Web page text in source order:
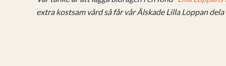
extra kostsam vård så får vår Älskade Lilla Loppan dela